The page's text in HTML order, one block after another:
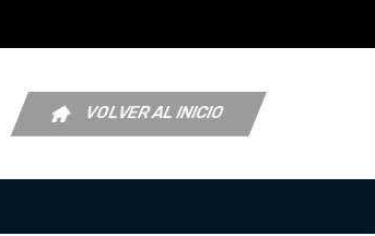
VOLVER AL INICIO